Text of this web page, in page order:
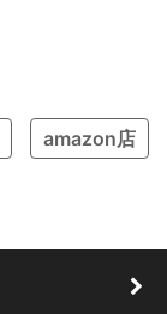
amazon店